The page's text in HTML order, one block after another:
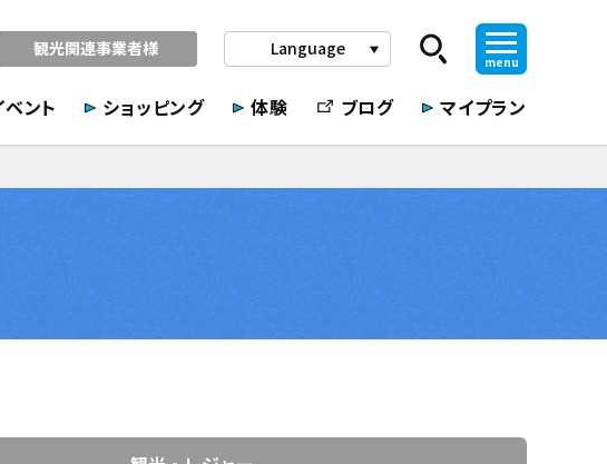
観光関連事業者様 Language play_arrow
menu
ベント ショッピング 体験 ブログ マイプラン